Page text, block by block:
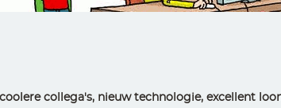
collega's, nieuw technologie, excellent